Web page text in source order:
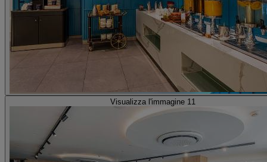
Visualizza l'immagine 11